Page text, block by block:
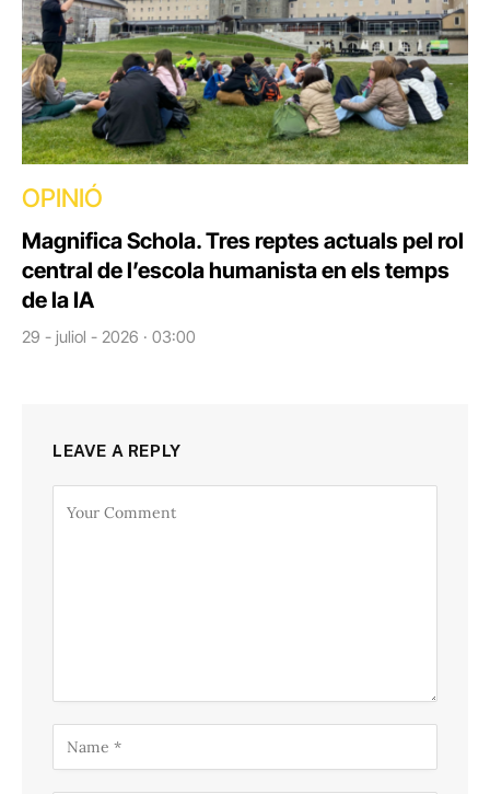
OPINIÓ
Magnifica Schola. Tres reptes actuals pel rol
central de l’escola humanista en els temps
de la IA
29 - juliol - 2026 · 03:00
LEAVE A REPLY